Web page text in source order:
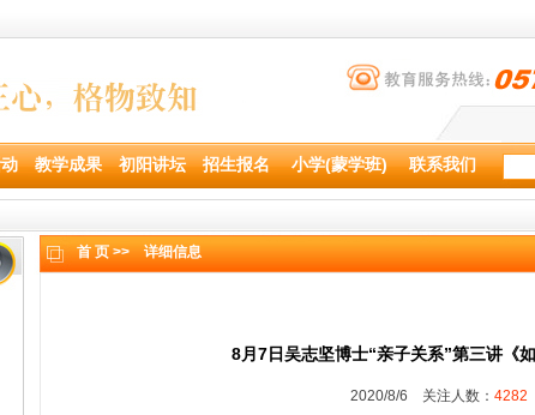
教学成果 初阳讲坛 招生报名 小学(蒙学班) 联系我们
首 页 >> 详细信息
8月7日吴志坚博士“亲子关系”第三讲《如
2020/8/6 关注人数： 4282